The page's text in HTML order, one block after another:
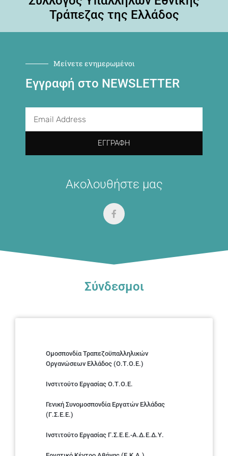
Τράπεζας της Ελλάδος
Μείνετε ενημερωμένοι
Εγγραφή στο NEWSLETTER
ΕΓΓΡΑΦΉ
Ακολουθήστε μας
Σύνδεσμοι
Ομοσπονδία Τραπεζοϋπαλληλικών
Οργανώσεων Ελλάδος (Ο.Τ.Ο.Ε.)
Ινστιτούτο Εργασίας Ο.Τ.Ο.Ε.
Γενική Συνομοσπονδία Εργατών Ελλάδας
(Γ.Σ.Ε.Ε.)
Ινστιτούτο Εργασίας Γ.Σ.Ε.Ε.-Α.Δ.Ε.Δ.Υ.